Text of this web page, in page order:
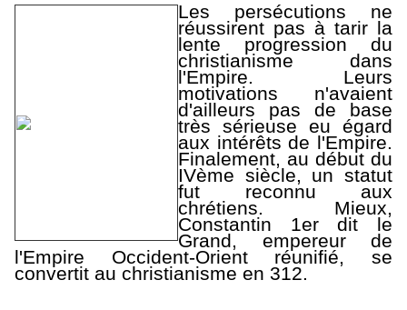
Les persécutions ne
réussirent pas à tarir la
lente progression du
christianisme dans
l'Empire. Leurs
motivations n'avaient
d'ailleurs pas de base
très sérieuse eu égard
aux intérêts de l'Empire.
Finalement, au début du
IVème siècle, un statut
fut reconnu aux
chrétiens. Mieux,
Constantin 1er dit le
Grand, empereur de
l'Empire Occident-Orient réunifié, se
convertit au christianisme en 312.